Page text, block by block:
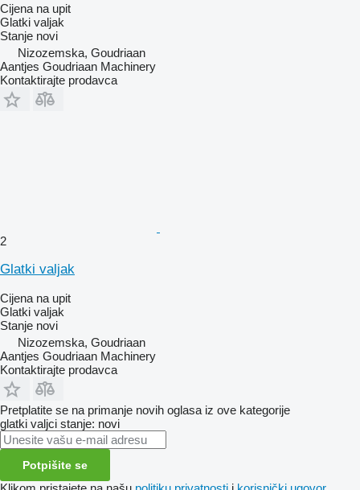
Cijena na upit
Glatki valjak
Stanje novi
Nizozemska, Goudriaan
Aantjes Goudriaan Machinery
Kontaktirajte prodavca
2
Glatki valjak
Cijena na upit
Glatki valjak
Stanje novi
Nizozemska, Goudriaan
Aantjes Goudriaan Machinery
Kontaktirajte prodavca
Pretplatite se na primanje novih oglasa iz ove kategorije
glatki valjci stanje: novi
Potpišite se